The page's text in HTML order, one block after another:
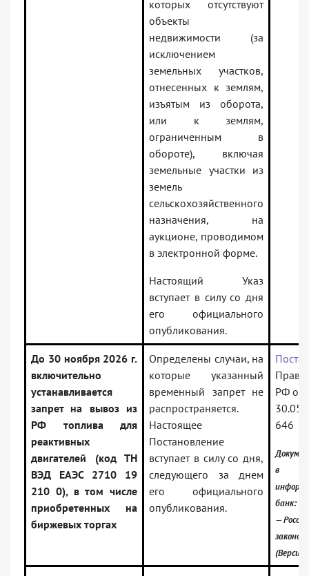
которых отсутствуют
объекты
недвижимости (за
исключением
земельных участков,
отнесенных к землям,
изъятым из оборота,
или к землям,
ограниченным в
обороте), включая
земельные участки из
земель
сельскохозяйственного
назначения, на
аукционе, проводимом
в электронной форме.
Настоящий Указ
вступает в силу со дня
его официального
опубликования.
До 30 ноября 2026 г.
включительно
устанавливается
запрет на вывоз из
РФ топлива для
реактивных
двигателей (код ТН
ВЭД ЕАЭС 2710 19
210 0), в том числе
приобретенных на
биржевых торгах
Определены случаи, на
которые указанный
временный запрет не
распространяется.
Настоящее
Постановление
вступает в силу со дня,
следующего за днем
его официального
опубликования.
РФ от
646
в
банк:
—
(Версия